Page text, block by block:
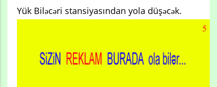
Yük Biləcəri stansiyasından yola düşəcək.